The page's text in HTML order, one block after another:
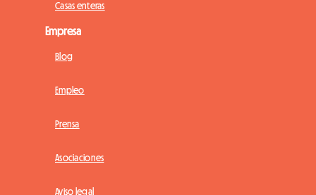
Casas enteras
Empresa
Blog
Empleo
Prensa
Asociaciones
Aviso legal